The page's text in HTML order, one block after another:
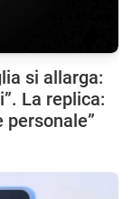
si allarga:
La replica:
personale”